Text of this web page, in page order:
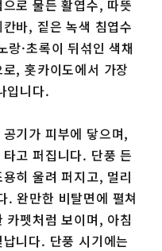
로 물든 활엽수, 따뜻
바, 짙은 녹색 침엽수
랑·초록이 뒤섞인 색채
, 홋카이도에서 가장
입니다.
기가 피부에 닿으며,
고 퍼집니다. 단풍 든
히 울려 퍼지고, 멀리
. 완만한 비탈면에 펼쳐
카펫처럼 보이며, 아침
니다. 단풍 시기에는